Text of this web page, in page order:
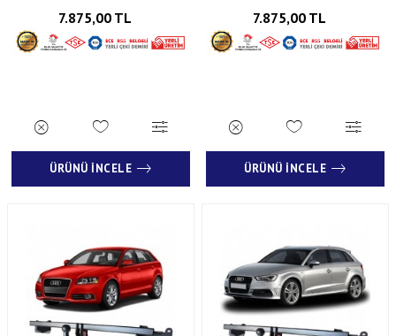
7.875,00 TL
ÜRÜNÜ İNCELE
7.875,00 TL
ÜRÜNÜ İNCELE